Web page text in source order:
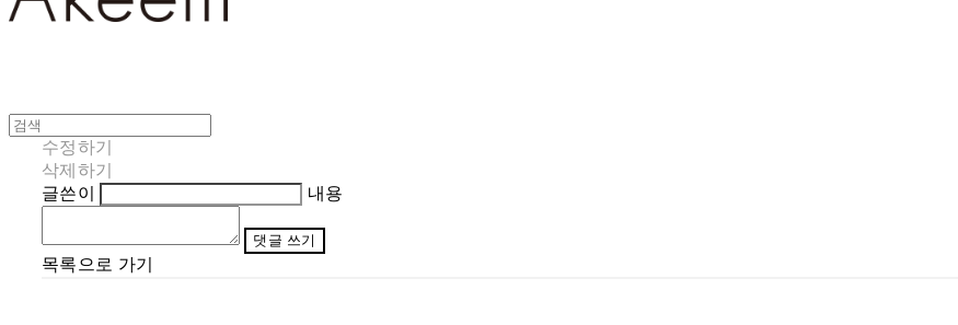
수정하기
삭제하기
글쓴이
내용
댓글 쓰기
목록으로 가기